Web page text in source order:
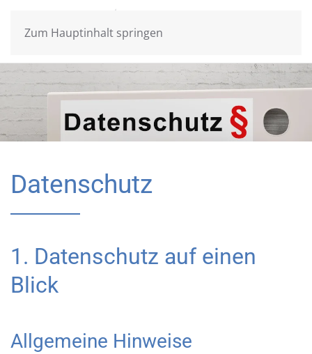
Zum Hauptinhalt springen
Datenschutz
1. Datenschutz auf einen
Blick
Allgemeine Hinweise